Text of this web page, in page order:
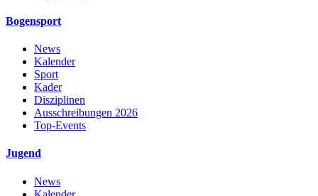
Bogensport
News
Kalender
Sport
Kader
Disziplinen
Ausschreibungen 2026
Top-Events
Jugend
News